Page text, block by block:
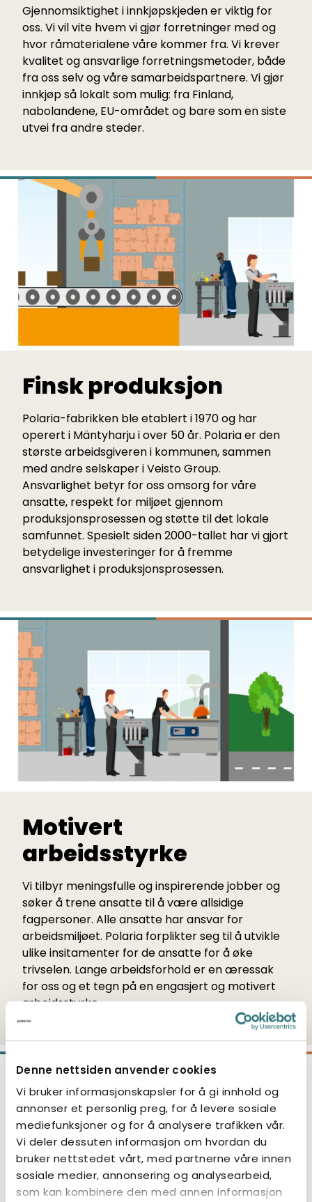
Denne nettsiden anvender cookies
Vi bruker informasjonskapsler for å gi innhold og
annonser et personlig preg, for å levere sosiale
mediefunksjoner og for å analysere trafikken vår.
Vi deler dessuten informasjon om hvordan du
bruker nettstedet vårt, med partnerne våre innen
sosiale medier, annonsering og analysearbeid,
som kan kombinere den med annen informasjon
Gjennomsiktighet i innkjøpskjeden er viktig for
oss. Vi vil vite hvem vi gjør forretninger med og
hvor råmaterialene våre kommer fra. Vi krever
kvalitet og ansvarlige forretningsmetoder, både
fra oss selv og våre samarbeidspartnere. Vi gjør
innkjøp så lokalt som mulig: fra Finland,
nabolandene, EU-området og bare som en siste
utvei fra andre steder.
Finsk produksjon
Polaria-fabrikken ble etablert i 1970 og har
operert i Mäntyharju i over 50 år. Polaria er den
største arbeidsgiveren i kommunen, sammen
med andre selskaper i Veisto Group.
Ansvarlighet betyr for oss omsorg for våre
ansatte, respekt for miljøet gjennom
produksjonsprosessen og støtte til det lokale
samfunnet. Spesielt siden 2000-tallet har vi gjort
betydelige investeringer for å fremme
ansvarlighet i produksjonsprosessen.
Motivert
arbeidsstyrke
Vi tilbyr meningsfulle og inspirerende jobber og
søker å trene ansatte til å være allsidige
fagpersoner. Alle ansatte har ansvar for
arbeidsmiljøet. Polaria forplikter seg til å utvikle
ulike insitamenter for de ansatte for å øke
trivselen. Lange arbeidsforhold er en æressak
for oss og et tegn på en engasjert og motivert
arbeidsstyrke.